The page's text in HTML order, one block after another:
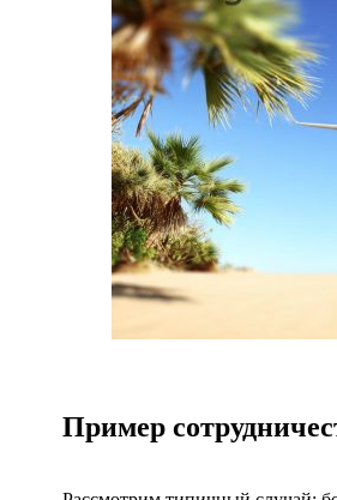
Пример